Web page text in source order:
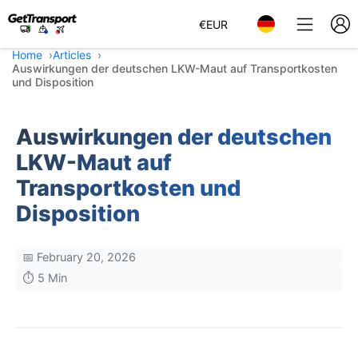
€EUR
Home
Articles
Auswirkungen der deutschen LKW-Maut auf Transportkosten
und Disposition
Auswirkungen der deutschen
LKW-Maut auf
Transportkosten und
Disposition
📅 February 20, 2026
⏱️ 5 Min